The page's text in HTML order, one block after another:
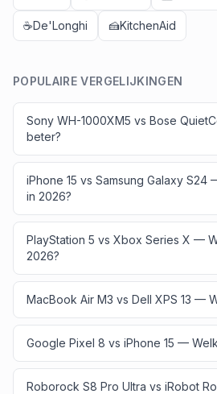
☕De'Longhi 🍰KitchenAid
POPULAIRE VERGELIJKINGEN
Sony WH-1000XM5 vs Bose
beter?
iPhone 15 vs Samsung Galaxy
in 2026?
PlayStation 5 vs Xbox Series X —
2026?
MacBook Air M3 vs Dell XPS 13 —
Google Pixel 8 vs iPhone 15 —
Roborock S8 Pro Ultra vs iRobot